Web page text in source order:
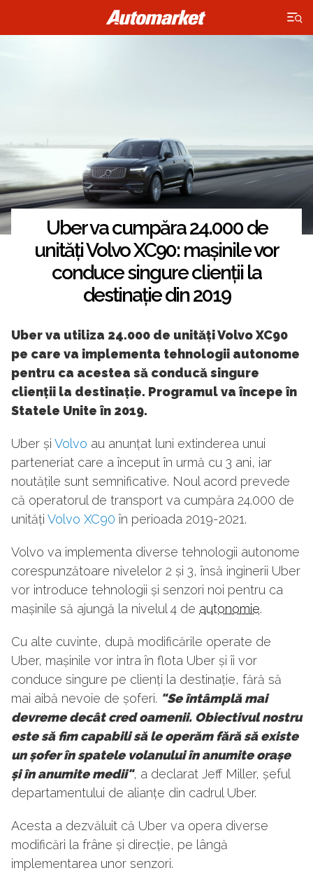
×
Uber va cumpăra 24.000 de
unități Volvo XC90: mașinile vor
conduce singure clienții la
destinație din 2019
Uber va utiliza 24.000 de unități Volvo XC90
pe care va implementa tehnologii autonome
pentru ca acestea să conducă singure
clienții la destinație. Programul va începe în
Statele Unite în 2019.
Uber și Volvo au anunțat luni extinderea unui
parteneriat care a început în urmă cu 3 ani, iar
noutățile sunt semnificative. Noul acord prevede
că operatorul de transport va cumpăra 24.000 de
unități Volvo XC90 în perioada 2019-2021.
Volvo va implementa diverse tehnologii autonome
corespunzătoare nivelelor 2 și 3, însă inginerii Uber
vor introduce tehnologii și senzori noi pentru ca
mașinile să ajungă la nivelul 4 de autonomie.
Cu alte cuvinte, după modificările operate de
Uber, mașinile vor intra în flota Uber și îi vor
conduce singure pe clienți la destinație, fără să
mai aibă nevoie de șoferi. "Se întâmplă mai
devreme decât cred oamenii. Obiectivul nostru
este să fim capabili să le operăm fără să existe
un șofer în spatele volanului în anumite orașe
și în anumite medii", a declarat Jeff Miller, șeful
departamentului de alianțe din cadrul Uber.
Acesta a dezvăluit că Uber va opera diverse
modificări la frâne și direcție, pe lângă
implementarea unor senzori.